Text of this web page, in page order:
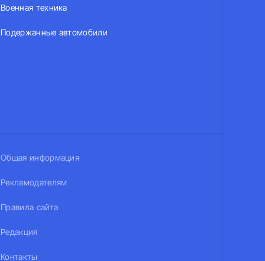
Военная техника
Подержанные автомобили
Общая информация
Рекламодателям
Правила сайта
Редакция
Контакты